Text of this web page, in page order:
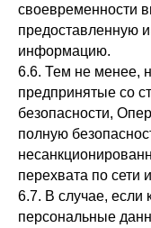
своевременности
предоставленную
информацию.
6.6. Тем не менее,
предпринятые со
безопасности,
полную
перехвата по сети
6.7. В случае, если
персональные